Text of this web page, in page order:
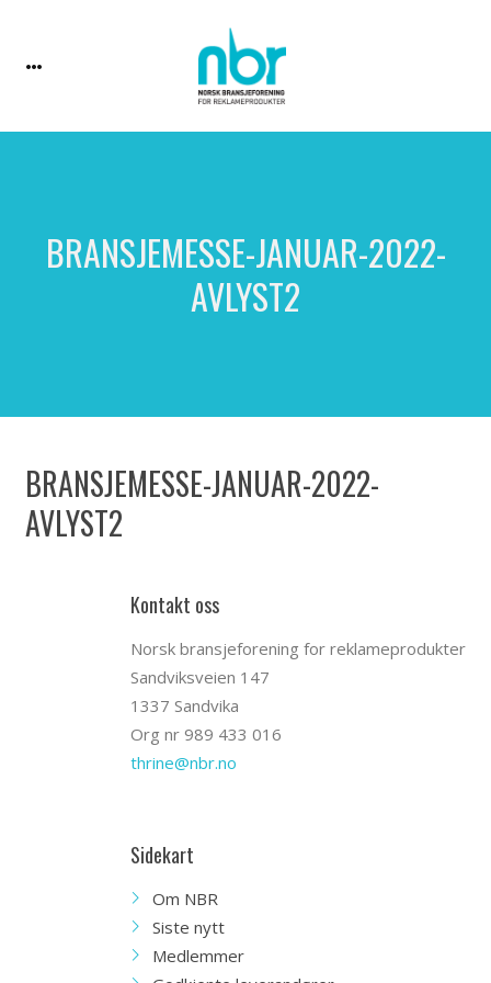
BRANSJEMESSE-JANUAR-2022-
AVLYST2
BRANSJEMESSE-JANUAR-2022-
AVLYST2
Kontakt oss
Norsk bransjeforening for reklameprodukter
Sandviksveien 147
1337 Sandvika
Org nr 989 433 016
thrine@nbr.no
Sidekart
Om NBR
Siste nytt
Medlemmer